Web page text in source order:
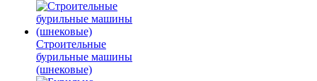
Строительные
бурильные машины
(шнековые)